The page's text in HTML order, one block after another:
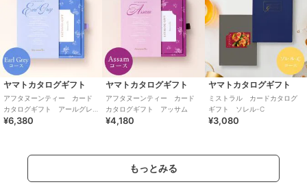
ヤマトカタログギフト
アフタヌーンティー カード
カタログギフト アールグレ
イ
¥6,380
ヤマトカタログギフト
アフタヌーンティー カード
カタログギフト アッサム
¥4,180
ヤマトカタログギフト
ミストラル カードカタログ
ギフト ソレル-C
¥3,080
もっとみる